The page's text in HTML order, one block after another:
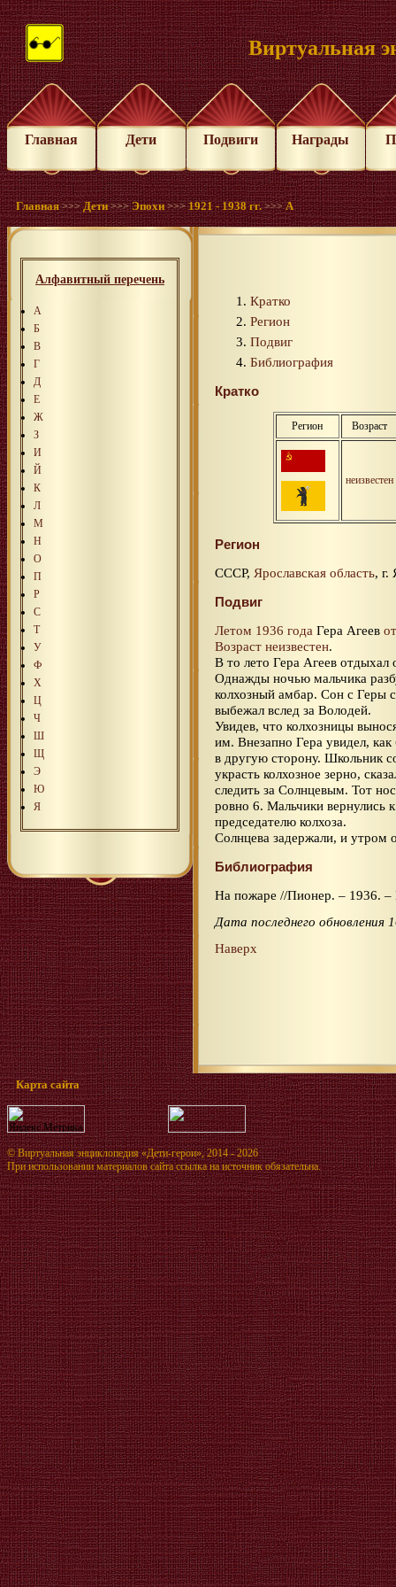
Виртуальная
Главная Дети Подвиги Награды
Главная >>>Дети >>>Эпохи >>>1921 - 1938 гг. >>>А
Алфавитный перечень
А
Б
В
Г
Д
Е
Ж
З
И
Й
К
Л
М
Н
О
П
Р
С
Т
У
Ф
Х
Ц
Ч
Ш
Щ
Э
Ю
Я
Кратко
Регион
Подвиг
Библиография
Кратко
Регион Возраст
неизвестен
Регион
СССР, Ярославская область, г.
Подвиг
Летом 1936 года Гера Агеев
Возраст неизвестен.
В то лето Гера Агеев отдыхал
Однажды ночью мальчика
колхозный амбар. Сон с Геры
выбежал вслед за Володей.
Увидев, что колхозницы
им. Внезапно Гера увидел,
в другую сторону. Школьник
украсть колхозное зерно,
следить за Солнцевым. Тот
ровно 6. Мальчики вернулись
председателю колхоза.
Солнцева задержали, и утром
Библиография
На пожаре //Пионер. – 1936.
Дата последнего обновления
Наверх
Карта сайта
©Виртуальная энциклопедия «Дети-герои», 2014 - 2026
При использовании материалов сайта ссылка на источник обязательна.